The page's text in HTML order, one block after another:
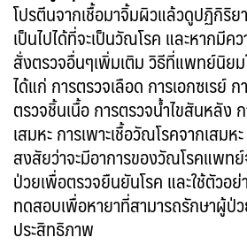
โปรตีนจากเชื้อมาจิ้มผิวแล้วดูปฏิกิริย
เป็นไปได้ที่จะเป็นวัณโรค และหากมี
สั่งตรวจอื่นๆเพิ่มเติม วิธีที่แพทย์นิย
ได้แก่ การตรวจเลือด การเอกซเรย์
ตรวจชิ้นเนื้อ การตรวจน้ำไขสันหลัง
เสมหะ การเพาะเชื้อวัณโรคจากเสม
สงสัยว่าจะมีอาการของวัณโรคแพทย์
ป่วยเพื่อตรวจยืนยันโรค และใช้ตัวอย่
ทดสอบเพื่อหายาที่สามารถรักษาผู้ป่
ประสิทธิภาพ